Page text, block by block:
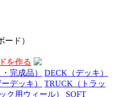
ード）
を作る
完成品） DECK （デッキ）
デッキ） TRUCK （トラッ
ク用ウィール）
SOFT